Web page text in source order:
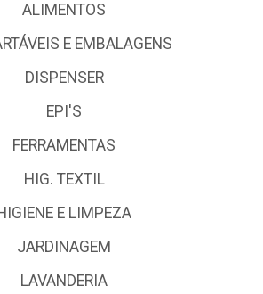
ALIMENTOS
E EMBALAGENS
DISPENSER
EPI'S
FERRAMENTAS
HIG. TEXTIL
E LIMPEZA
JARDINAGEM
LAVANDERIA